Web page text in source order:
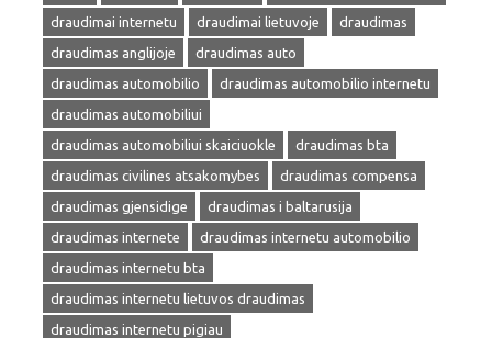
draudimai internetu
draudimai lietuvoje
draudimas
draudimas anglijoje
draudimas auto
draudimas automobilio
draudimas automobilio internetu
draudimas automobiliui
draudimas automobiliui skaiciuokle
draudimas bta
draudimas civilines atsakomybes
draudimas compensa
draudimas gjensidige
draudimas i baltarusija
draudimas internete
draudimas internetu automobilio
draudimas internetu bta
draudimas internetu lietuvos draudimas
draudimas internetu pigiau